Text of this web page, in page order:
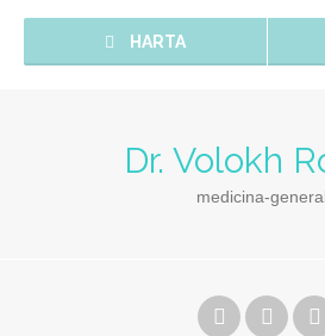
HARTA
Dr. Volokh
medicina-